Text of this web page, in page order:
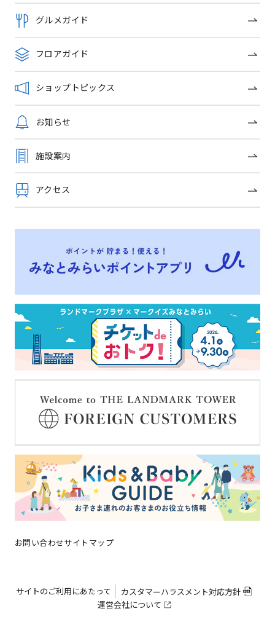
グルメガイド
フロアガイド
ショップトピックス
お知らせ
施設案内
アクセス
お問い合わせサイトマップ
トップページ
イベントニュース
ショップガイド
グルメガイド
フロアガイド
ショップトピックス
キッズ＆ベビーガイド
ブライダル
お知らせ一覧
よくある質問
横浜ランドマークタワーについ SDGsの取り組み
サイトマップ
サイトのご利用にあたって
カスタマーハラスメント対応方針
運営会社について